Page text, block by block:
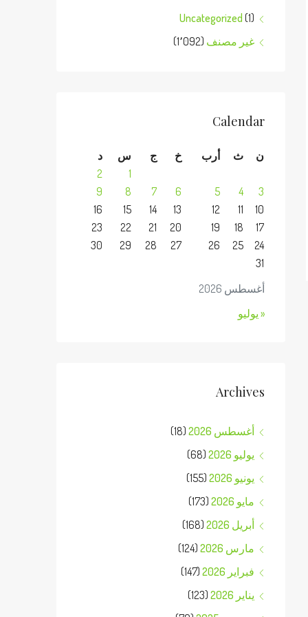
Uncategorized (1)
غير مصنف (1٬092)
Calendar
أغسطس 2026
ن ث أرب خ ج س
د
1
2
3
4
5
6
7
8
9
10
11
12
13
14
15
16
17
18
19
20
21
22
23
24
25
26
27
28
29
30
31
« يوليو
Archives
أغسطس 2026
(18)
يوليو 2026
(68)
يونيو 2026
(155)
مايو 2026
(173)
أبريل 2026
(168)
مارس 2026
(124)
فبراير 2026
(147)
يناير 2026
(123)